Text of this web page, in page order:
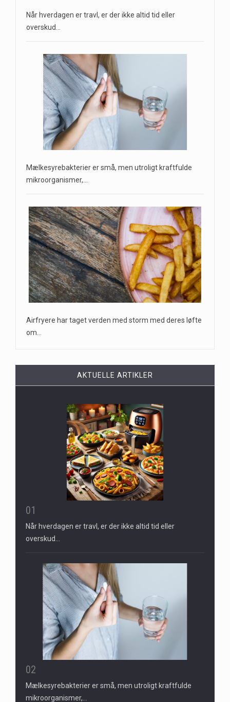
Når hverdagen er travl, er der ikke altid tid eller
overskud…
Mælkesyrebakterier er små, men utroligt kraftfulde
mikroorganismer,…
Airfryere har taget verden med storm med deres løfte
om…
AKTUELLE ARTIKLER
01
Når hverdagen er travl, er der ikke altid tid eller
overskud…
02
Mælkesyrebakterier er små, men utroligt kraftfulde
mikroorganismer,…